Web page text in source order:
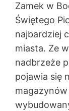
Zamek w
Świętego
najbardziej
miasta. Ze
nadbrzeże
pojawia się